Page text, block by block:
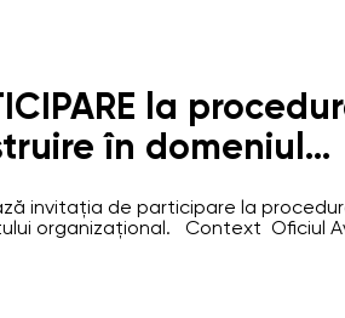
de achiziție
în domeniul
invitația de participare la
organizațional. Context Oficiul